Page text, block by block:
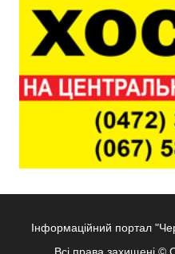
Інформаційний портал